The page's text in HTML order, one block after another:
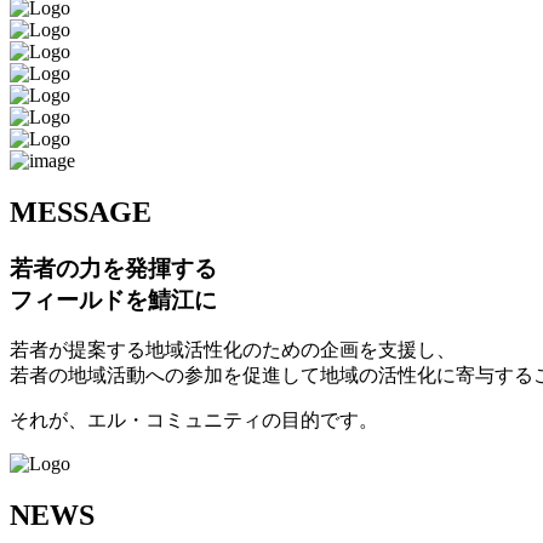
MESSAGE
若者の力を発揮する
フィールドを鯖江に
若者が提案する地域活性化のための企画を支援し、
若者の地域活動への参加を促進して地域の活性化に寄与する
それが、エル・コミュニティの目的です。
NEWS